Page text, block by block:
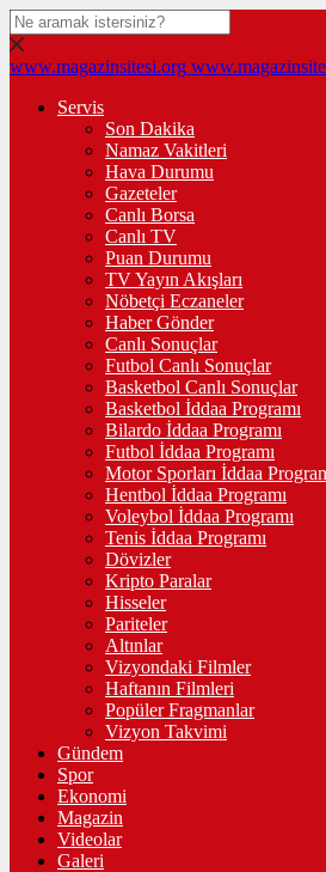
www.magazinsitesi.org
Servis
Son Dakika
Namaz Vakitleri
Hava Durumu
Gazeteler
Canlı Borsa
Canlı TV
Puan Durumu
TV Yayın Akışları
Nöbetçi Eczaneler
Haber Gönder
Canlı Sonuçlar
Futbol Canlı Sonuçlar
Basketbol Canlı Sonuçlar
Basketbol İddaa Programı
Bilardo İddaa Programı
Futbol İddaa Programı
Motor Sporları İddaa
Hentbol İddaa Programı
Voleybol İddaa Programı
Tenis İddaa Programı
Dövizler
Kripto Paralar
Hisseler
Pariteler
Altınlar
Vizyondaki Filmler
Haftanın Filmleri
Popüler Fragmanlar
Vizyon Takvimi
Gündem
Spor
Ekonomi
Magazin
Videolar
Galeri